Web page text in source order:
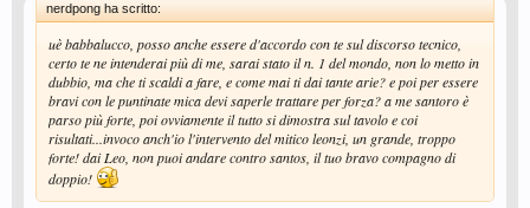
nerdpong ha scritto:
uè babbalucco, posso anche essere d'accordo con te sul discorso tecnico,
certo te ne intenderai più di me, sarai stato il n. 1 del mondo, non lo metto in
dubbio, ma che ti scaldi a fare, e come mai ti dai tante arie? e poi per essere
bravi con le puntinate mica devi saperle trattare per forza? a me santoro è
parso più forte, poi ovviamente il tutto si dimostra sul tavolo e coi
risultati...invoco anch'io l'intervento del mitico leonzi, un grande, troppo
forte! dai Leo, non puoi andare contro santos, il tuo bravo compagno di
doppio!